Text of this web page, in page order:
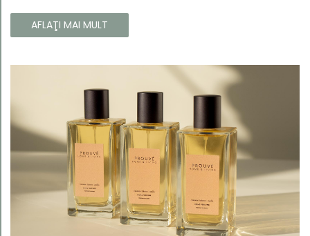
să atragă atenția și să emane un caracter unic și puternic.
AFLAŢI MAI MULT